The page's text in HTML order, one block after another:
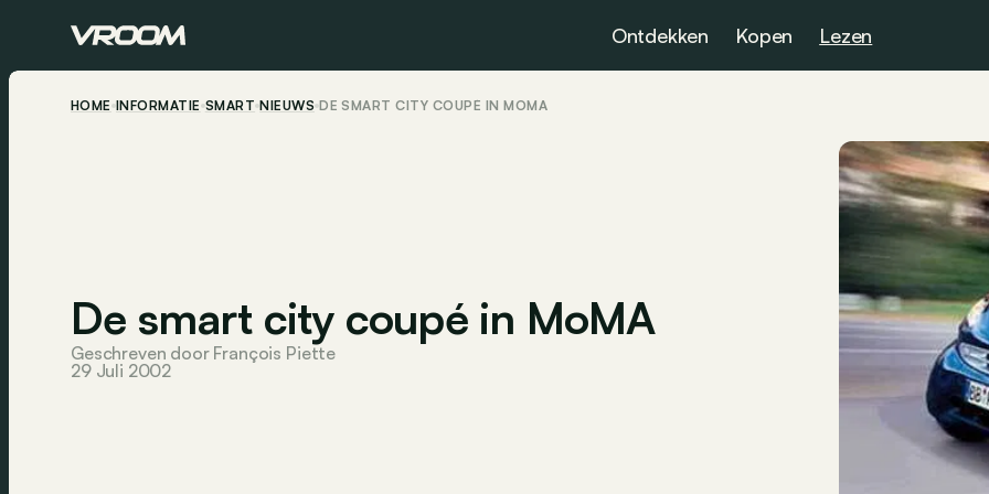
Ontdekken Kopen Lezen
HOME INFORMATIE SMART NIEUWS DE SMART CITY COUPÉ IN MOMA
De smart city coupé in MoMA
Geschreven door François Piette
29 Juli 2002